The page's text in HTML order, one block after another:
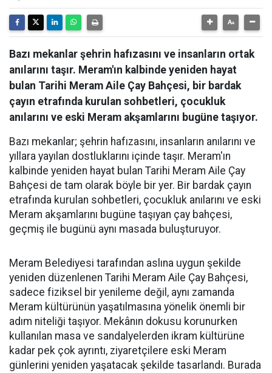
Bazı mekanlar şehrin hafızasını ve insanların ortak
anılarını taşır. Meram'ın kalbinde yeniden hayat
bulan Tarihi Meram Aile Çay Bahçesi, bir bardak
çayın etrafında kurulan sohbetleri, çocukluk
anılarını ve eski Meram akşamlarını bugüne taşıyor.
Bazı mekanlar; şehrin hafızasını, insanların anılarını ve
yıllara yayılan dostluklarını içinde taşır. Meram'ın
kalbinde yeniden hayat bulan Tarihi Meram Aile Çay
Bahçesi de tam olarak böyle bir yer. Bir bardak çayın
etrafında kurulan sohbetleri, çocukluk anılarını ve eski
Meram akşamlarını bugüne taşıyan çay bahçesi,
geçmiş ile bugünü aynı masada buluşturuyor.
Meram Belediyesi tarafından aslına uygun şekilde
yeniden düzenlenen Tarihi Meram Aile Çay Bahçesi,
sadece fiziksel bir yenileme değil, aynı zamanda
Meram kültürünün yaşatılmasına yönelik önemli bir
adım niteliği taşıyor. Mekânın dokusu korunurken
kullanılan masa ve sandalyelerden ikram kültürüne
kadar pek çok ayrıntı, ziyaretçilere eski Meram
günlerini yeniden yaşatacak şekilde tasarlandı. Burada